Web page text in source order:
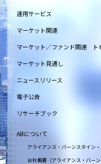
運用サービス
マーケット関連
マーケット／ファンド関連 ト
マーケット見通し
ニュースリリース
電子公告
リサーチブック
ABについて
アライアンス・バーンスタイン
会社概要（アライアンス・バーン